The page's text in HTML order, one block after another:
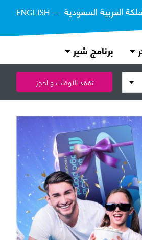
العربية السعودية ENGLISH
برنامج شير
تفقد الأوقات و احجز